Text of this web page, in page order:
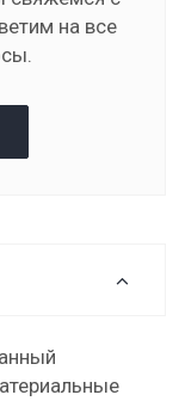
на все